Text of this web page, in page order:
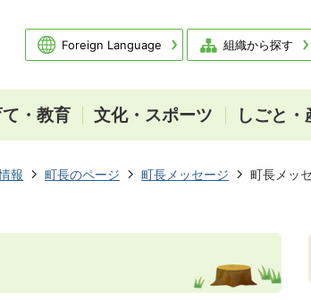
Foreign Language 組織から探す
・教育 文化・スポーツ しごと・
報 町長のページ 町長メッセージ 町長メッ